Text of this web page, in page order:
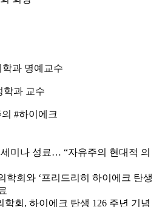
과 명예교수
학과 교수
#하이에크
세미나 성료… “자유주의 현대적 의
학회와 ‘프리드리히 하이에크 탄생
학회, 하이에크 탄생 126 주년 기념